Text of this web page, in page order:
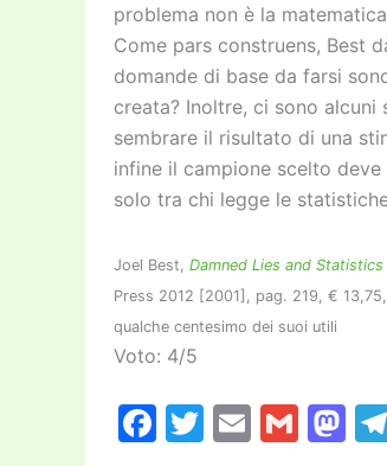
problema non è la
Come pars construens, Best
domande di base da farsi
creata? Inoltre, ci sono
sembrare il risultato di una
infine il campione scelto
solo tra chi legge le
Joel Best, Damned Lies and Statistics
Press 2012 [2001], pag. 219, €
qualche centesimo dei suoi utili
Voto: 4/5
F
T
E
G
M